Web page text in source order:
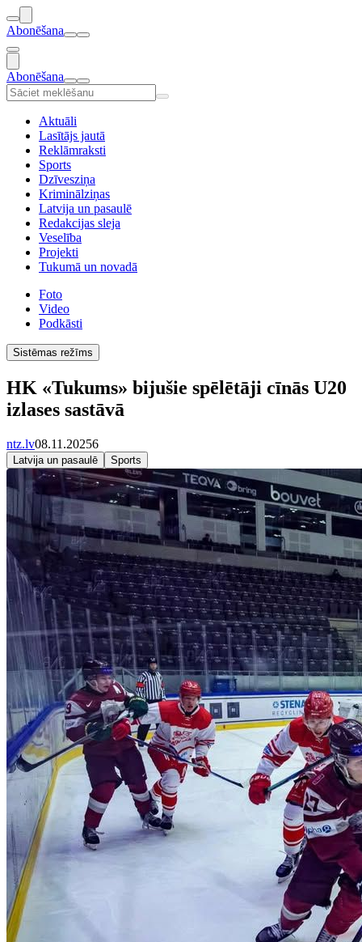
Abonēšana
Abonēšana
Aktuāli
Lasītājs jautā
Reklāmraksti
Sports
Dzīvesziņa
Kriminālziņas
Latvija un pasaulē
Redakcijas sleja
Veselība
Projekti
Tukumā un novadā
Foto
Video
Podkāsti
Sistēmas režīms
HK «Tukums» bijušie spēlētāji cīnās U20
izlases sastāvā
ntz.lv08.11.20256
Latvija un pasaulē Sports